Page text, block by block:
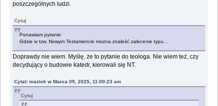
poszczególnych ludzi.
Cytuj
Ponawiam pytanie:
Gdzie w tzw. Nowym Testamencie można znaleźć zalecenie typu...
Doprawdy nie wiem. Myślę, że to pytanie do teologa. Nie wiem też, czy
decydujący o budowie katedr, kierowali się NT.
Cytat: maziek w Marca 09, 2025, 11:00:23 am
Cytuj